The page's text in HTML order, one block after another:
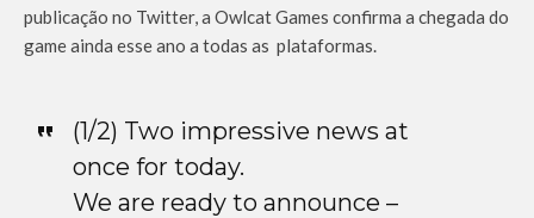
publicação no Twitter, a Owlcat Games confirma a chegada do
game ainda esse ano a todas as plataformas.
(1/2) Two impressive news at
once for today.
We are ready to announce –